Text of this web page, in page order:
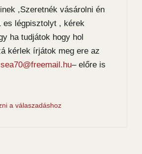
,Szeretnék vásárolni én
es légpisztolyt , kérek
ha tudjátok hogy hol
kérlek írjátok meg ere az
– előre is
a válaszadáshoz